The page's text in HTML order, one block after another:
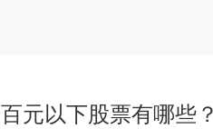
百元以下股票有哪些